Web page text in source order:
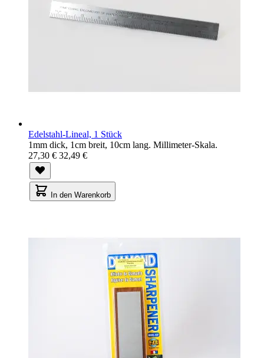
Edelstahl-Lineal, 1 Stück
1mm dick, 1cm breit, 10cm lang. Millimeter-Skala.
27,30 € 32,49 €
In den Warenkorb